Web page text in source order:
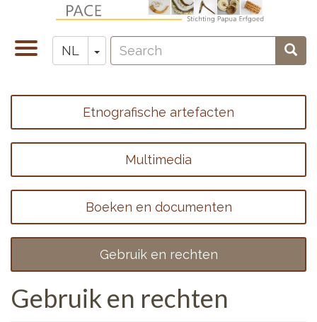
naarNavigatie
wisselen
NL Toggle Dropdown
Zoeken
Search
Footer
menu
1
Etnografische artefacten
Multimedia
Boeken en documenten
Gebruik en rechten
Gebruik en rechten